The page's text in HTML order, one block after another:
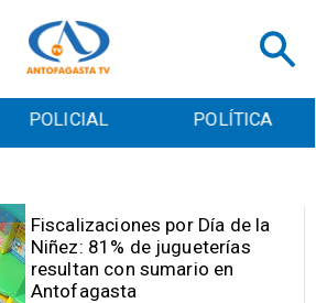
POLÍTICA CULTURA
Tribunal frena opción de pena
mixta para Karen Rojo por